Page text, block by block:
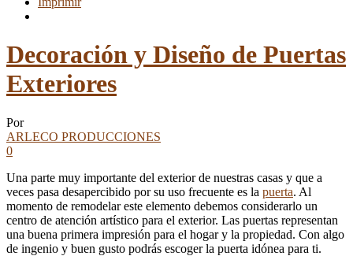
Decoración y Diseño de Puertas
Exteriores
Por
ARLECO PRODUCCIONES
0
Una parte muy importante del exterior de nuestras casas y que a
veces pasa desapercibido por su uso frecuente es la puerta. Al
momento de remodelar este elemento debemos considerarlo un
centro de atención artístico para el exterior. Las puertas representan
una buena primera impresión para el hogar y la propiedad. Con algo
de ingenio y buen gusto podrás escoger la puerta idónea para ti.